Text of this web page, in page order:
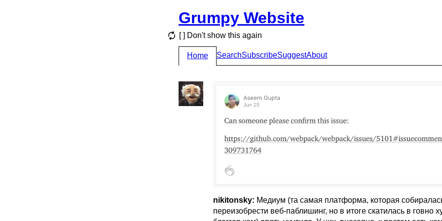
Grumpy Website
[ ] Don't show this again
Home SearchSubscribeSuggestAbout
nikitonsky: Медиум (та самая платформа, которая
переизобрести веб-паблишинг, но в итоге скатилась в говно